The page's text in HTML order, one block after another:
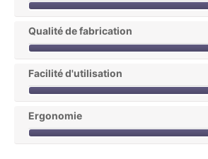
Qualité de fabrication
Facilité d'utilisation
Ergonomie